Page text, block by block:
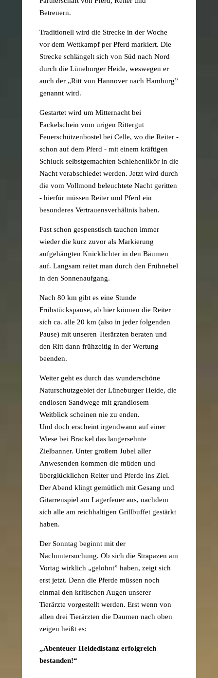
Betreuern.
Traditionell wird die Strecke in der Woche
vor dem Wettkampf per Pferd markiert. Die
Strecke schlängelt sich von Süd nach Nord
durch die Lüneburger Heide, weswegen er
auch der „Ritt von Hannover nach Hamburg”
genannt wird.
Gestartet wird um Mitternacht bei
Fackelschein vom urigen Rittergut
Feuerschützenbostel bei Celle, wo die Reiter -
schon auf dem Pferd - mit einem kräftigen
Schluck selbstgemachten Schlehenlikör in die
Nacht verabschiedet werden. Jetzt wird durch
die vom Vollmond beleuchtete Nacht geritten
- hierfür müssen Reiter und Pferd ein
besonderes Vertrauensverhältnis haben.
Fast schon gespenstisch tauchen immer
wieder die kurz zuvor als Markierung
aufgehängten Knicklichter in den Bäumen
auf. Langsam reitet man durch den Frühnebel
in den Sonnenaufgang.
Nach 80 km gibt es eine Stunde
Frühstückspause, ab hier können die Reiter
sich ca. alle 20 km (also in jeder folgenden
Pause) mit unseren Tierärzten beraten und
den Ritt dann frühzeitig in der Wertung
beenden.
Weiter geht es durch das wunderschöne
Naturschutzgebiet der Lüneburger Heide, die
endlosen Sandwege mit grandiosem
Weitblick scheinen nie zu enden.
Und doch erscheint irgendwann auf einer
Wiese bei Brackel das langersehnte
Zielbanner. Unter großem Jubel aller
Anwesenden kommen die müden und
überglücklichen Reiter und Pferde ins Ziel.
Der Abend klingt gemütlich mit Gesang und
Gitarrenspiel am Lagerfeuer aus, nachdem
sich alle am reichhaltigen Grillbuffet gestärkt
haben.
Der Sonntag beginnt mit der
Nachuntersuchung. Ob sich die Strapazen am
Vortag wirklich „gelohnt” haben, zeigt sich
erst jetzt. Denn die Pferde müssen noch
einmal den kritischen Augen unserer
Tierärzte vorgestellt werden. Erst wenn von
allen drei Tierärzten die Daumen nach oben
zeigen heißt es:
„Abenteuer Heidedistanz erfolgreich
bestanden!“